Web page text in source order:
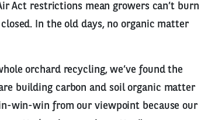
Act restrictions mean growers can’t burn
In the old days, no organic matter
orchard recycling, we’ve found the
building carbon and soil organic matter
win-win from our viewpoint because our